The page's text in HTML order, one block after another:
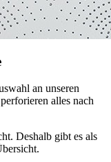
an unseren
alles nach
Deshalb gibt es als